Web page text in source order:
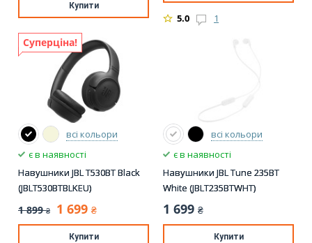
Купити
5.0 1
Суперціна!
всі кольори
є в наявності
Навушники JBL T530BT Black
(JBLT530BTBLKEU)
1 899 ₴ 1 699 ₴
Купити
всі кольори
є в наявності
Навушники JBL Tune 235BT
White (JBLT235BTWHT)
1 699 ₴
Купити